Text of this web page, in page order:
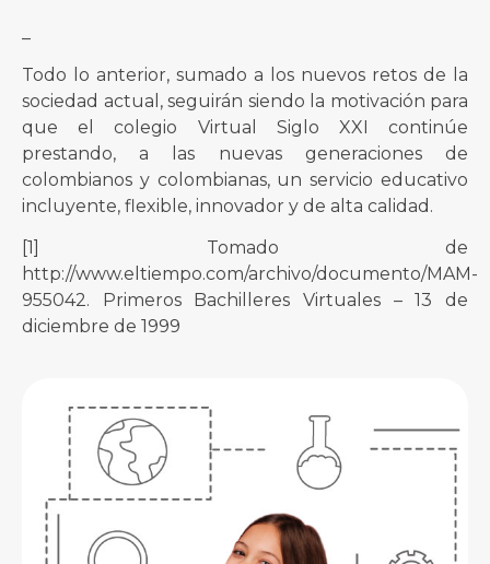
Todo lo anterior, sumado a los nuevos retos de la
sociedad actual, seguirán siendo la motivación para
que el colegio Virtual Siglo XXI continúe
prestando, a las nuevas generaciones de
colombianos y colombianas, un servicio educativo
incluyente, flexible, innovador y de alta calidad.
[1] Tomado de
http://www.eltiempo.com/archivo/documento/MAM-
955042. Primeros Bachilleres Virtuales – 13 de
diciembre de 1999